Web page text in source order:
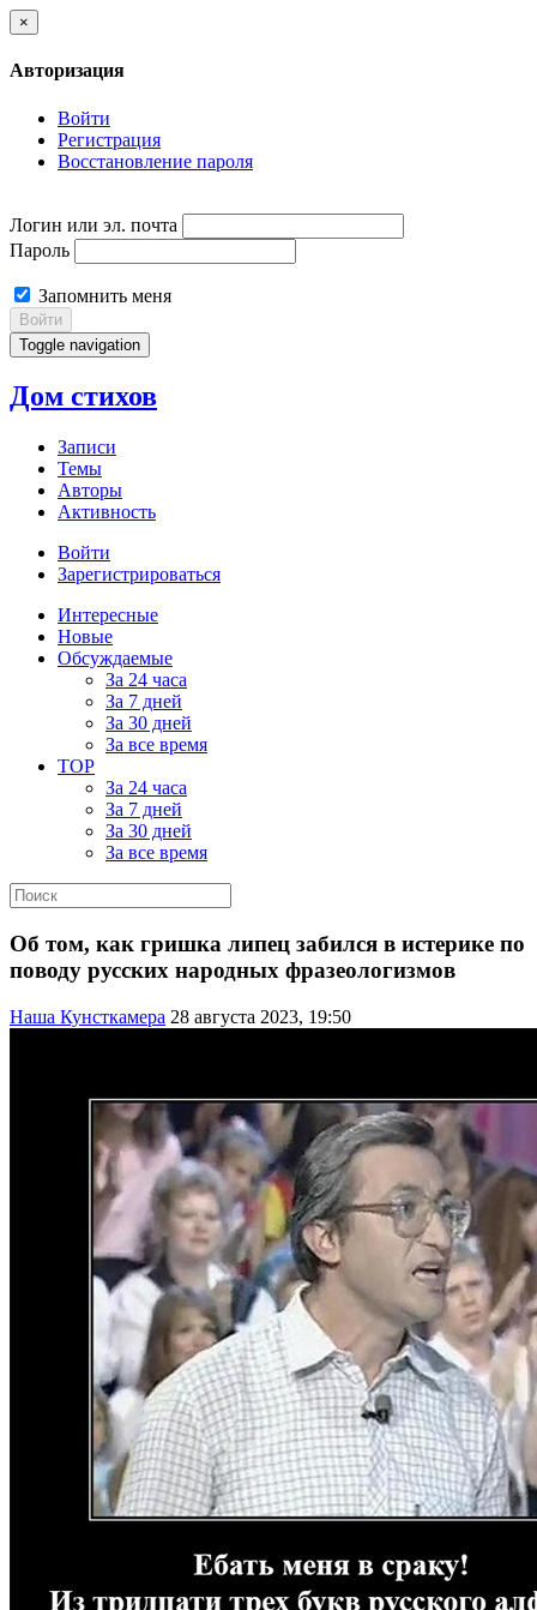
×
Авторизация
Войти
Регистрация
Восстановление пароля
Логин или эл. почта
Пароль
Запомнить меня
Войти
Toggle navigation
Дом стихов
Записи
Темы
Авторы
Активность
Войти
Зарегистрироваться
Интересные
Новые
Обсуждаемые
За 24 часа
За 7 дней
За 30 дней
За все время
TOP
За 24 часа
За 7 дней
За 30 дней
За все время
Об том, как гришка липец забился в истерике по
поводу русских народных фразеологизмов
Наша Кунсткамера 28 августа 2023, 19:50